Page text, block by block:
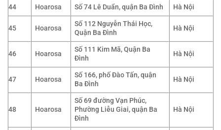
44 Hoarosa Số 74 Lê Duẩn, quận Ba Đình Hà Nội
45 Hoarosa
Số 112 Nguyễn Thái Học,
Quận Ba Đình
Hà Nội
46 Hoarosa
Số 111 Kim Mã, Quận Ba
Đình
Hà Nội
47 Hoarosa
Số 166, phố Đào Tấn, quận
Ba Đình
Hà Nội
48 Hoarosa
Số 69 đường Vạn Phúc,
Phường Liễu Giai, quận Ba
Đình
Hà Nội